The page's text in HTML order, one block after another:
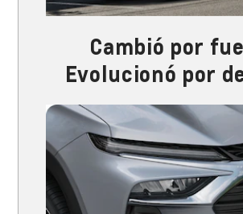
Cambió por
Evolucionó por